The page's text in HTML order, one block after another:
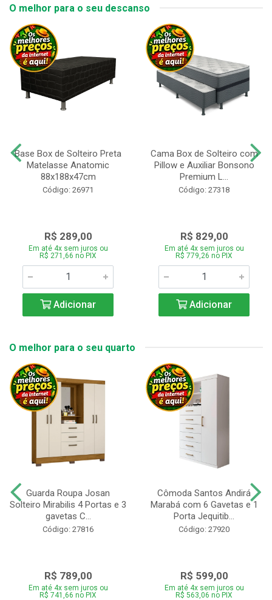
O melhor para o seu descanso
Base Box de Solteiro Preta
Matelasse Anatomic
88x188x47cm
Código: 26971
R$ 289,00
Em até 4x sem juros ou
R$ 271,66 no PIX
Adicionar
Cama Box de Solteiro com
Pillow e Auxiliar Bonsono
Premium L...
Código: 27318
R$ 829,00
Em até 4x sem juros ou
R$ 779,26 no PIX
Adicionar
O melhor para o seu quarto
Guarda Roupa Josan
Solteiro Mirabilis 4 Portas e 3
gavetas C...
Código: 27816
R$ 789,00
Em até 4x sem juros ou
R$ 741,66 no PIX
Cômoda Santos Andirá
Marabá com 6 Gavetas e 1
Porta Jequitib...
Código: 27920
R$ 599,00
Em até 4x sem juros ou
R$ 563,06 no PIX